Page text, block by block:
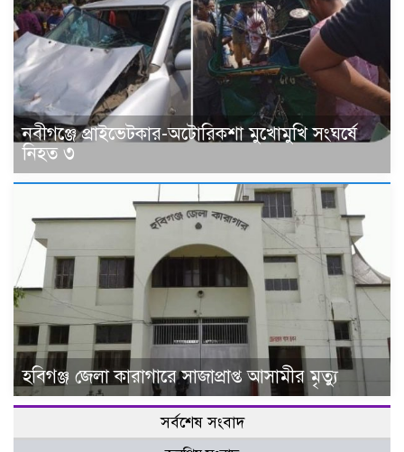
নবীগঞ্জে প্রাইভেটকার-অটোরিকশা মুখোমুখি সংঘর্ষে
নিহত ৩
হবিগঞ্জ জেলা কারাগারে সাজাপ্রাপ্ত আসামীর মৃত্যু
সর্বশেষ সংবাদ